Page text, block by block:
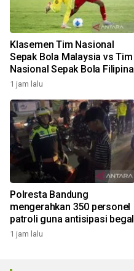
Klasemen Tim Nasional
Sepak Bola Malaysia vs Tim
Nasional Sepak Bola Filipina
1 jam lalu
Polresta Bandung
mengerahkan 350 personel
patroli guna antisipasi begal
1 jam lalu